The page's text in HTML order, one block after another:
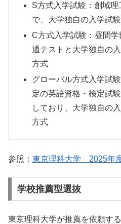
S方式入学試験：創域
で、大学独自の入学試
C方式入学試験：昼間
通テストと大学独自の
方式
グローバル方式入学試
定の英語資格・検定試
しており、大学独自の
方式
参照： 東京理科大学 2025年
学校推薦型選抜
東京理科大学が推薦を依頼す